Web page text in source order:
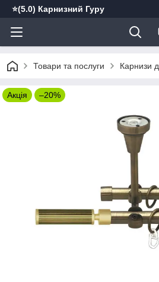
⭐️(5.0) Карнизний Гуру
Товари та послуги Карнизи
Акція –20%